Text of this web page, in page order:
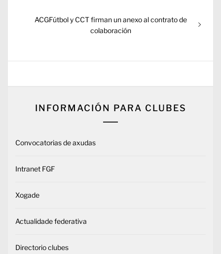
Entrada
ACGFútbol y CCT firman un anexo al contrato de
colaboración
INFORMACIÓN PARA CLUBES
Convocatorias de axudas
Intranet FGF
Xogade
Actualidade federativa
Directorio clubes